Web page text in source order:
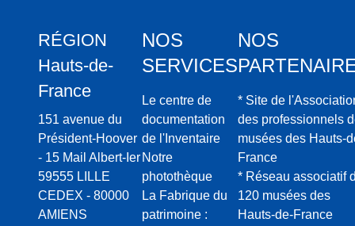
RÉGION
Hauts-de-
France
151 avenue du
Président-Hoover
- 15 Mail Albert-Ier
59555 LILLE
CEDEX - 80000
AMIENS
NOS
SERVICES
Le centre de
documentation
de l'Inventaire
Notre
photothèque
La Fabrique du
patrimoine :
NOS
* Site de
des professionnels
musées des Hauts-
France
* Réseau associatif
120 musées des
Hauts-de-France